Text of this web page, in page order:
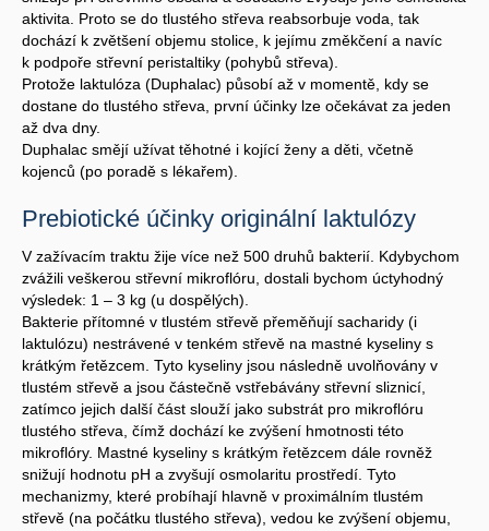
aktivita. Proto se do tlustého střeva reabsorbuje voda, tak
dochází k zvětšení objemu stolice, k jejímu změkčení a navíc
k podpoře střevní peristaltiky (pohybů střeva).
Protože laktulóza (Duphalac) působí až v momentě, kdy se
dostane do tlustého střeva, první účinky lze očekávat za jeden
až dva dny.
Duphalac smějí užívat těhotné i kojící ženy a děti, včetně
kojenců (po poradě s lékařem).
Prebiotické účinky originální laktulózy
V zažívacím traktu žije více než 500 druhů bakterií. Kdybychom
zvážili veškerou střevní mikroflóru, dostali bychom úctyhodný
výsledek: 1 – 3 kg (u dospělých).
Bakterie přítomné v tlustém střevě přeměňují sacharidy (i
laktulózu) nestrávené v tenkém střevě na mastné kyseliny s
krátkým řetězcem. Tyto kyseliny jsou následně uvolňovány v
tlustém střevě a jsou částečně vstřebávány střevní sliznicí,
zatímco jejich další část slouží jako substrát pro mikroflóru
tlustého střeva, čímž dochází ke zvýšení hmotnosti této
mikroflóry. Mastné kyseliny s krátkým řetězcem dále rovněž
snižují hodnotu pH a zvyšují osmolaritu prostředí. Tyto
mechanizmy, které probíhají hlavně v proximálním tlustém
střevě (na počátku tlustého střeva), vedou ke zvýšení objemu,